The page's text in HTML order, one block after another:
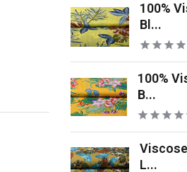
100%
Bl...
100%
B...
L...